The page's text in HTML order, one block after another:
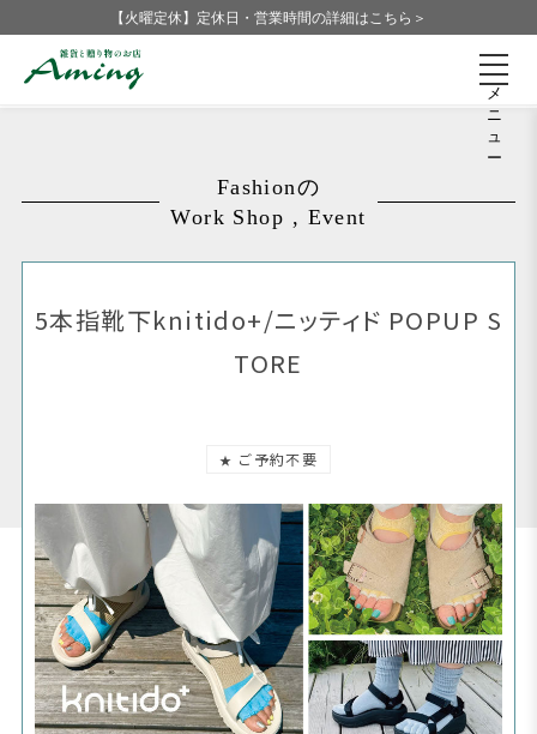
【火曜定休】定休日・営業時間の詳細はこちら＞
メ
ニ
ュ
ー
Fashionの
Work Shop , Event
5本指靴下knitido+/ニッティド POPUP S
TORE
★ ご予約不要